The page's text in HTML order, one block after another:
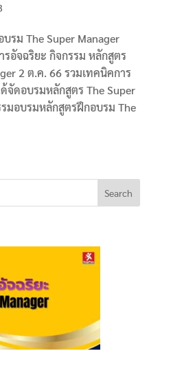
รม The Super Manager
อัจฉริยะ กิจกรรม หลักสูตร
2 ต.ค. 66 รวมเทคนิคการ
จัดอบรมหลักสูตร The Super
มอบรมหลักสูตรฝึกอบรม The